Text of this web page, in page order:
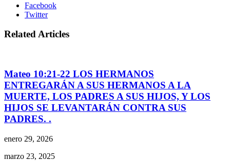
Facebook
Twitter
Related Articles
Mateo 10:21-22 LOS HERMANOS
ENTREGARÁN A SUS HERMANOS A LA
MUERTE, LOS PADRES A SUS HIJOS, Y LOS
HIJOS SE LEVANTARÁN CONTRA SUS
PADRES. .
enero 29, 2026
marzo 23, 2025